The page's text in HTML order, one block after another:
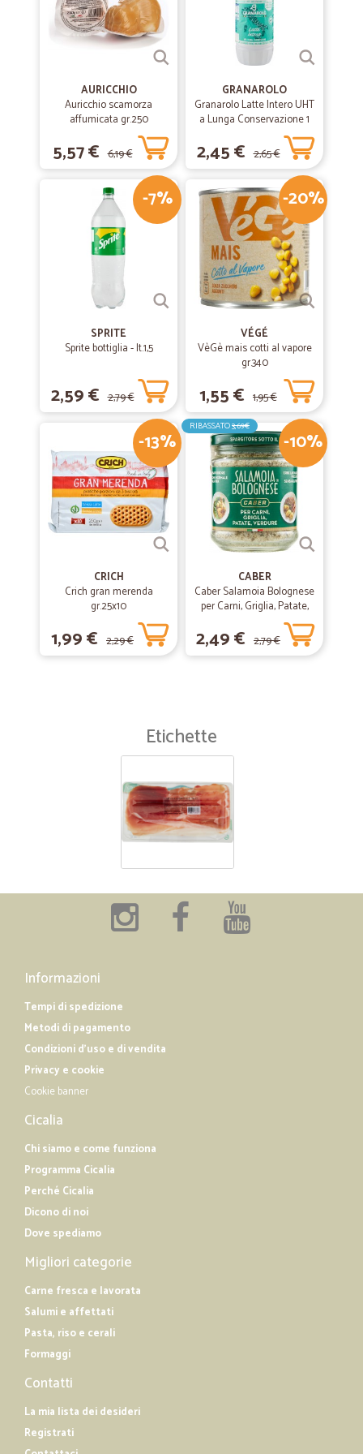
AURICCHIO
Auricchio scamorza
affumicata gr.250
5,57 € 6,19 €
GRANAROLO
Granarolo Latte Intero UHT
a Lunga Conservazione 1
2,45 € 2,65 €
-7%
SPRITE
Sprite bottiglia - lt.1,5
2,59 € 2,79 €
-20%
VÉGÉ
VèGè mais cotti al vapore
gr.340
1,55 € 1,95 €
-13%
CRICH
Crich gran merenda
gr.25x10
1,99 € 2,29 €
-10%
RIBASSATO3,69€
CABER
Caber Salamoia Bolognese
per Carni, Griglia, Patate,
Verdure 200 gr.
2,49 € 2,79 €
Etichette
Informazioni
Tempi di spedizione
Metodi di pagamento
Condizioni d'uso e di vendita
Privacy e cookie
Cookie banner
Cicalia
Chi siamo e come funziona
Programma Cicalia
Perché Cicalia
Dicono di noi
Dove spediamo
Migliori categorie
Carne fresca e lavorata
Salumi e affettati
Pasta, riso e cerali
Formaggi
Contatti
La mia lista dei desideri
Registrati